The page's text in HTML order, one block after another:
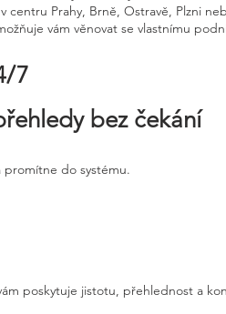
Prahy, Brně, Ostravě, Plzni
vám věnovat se vlastnímu
7
bez čekání
promítne do systému.
poskytuje jistotu, přehlednost a